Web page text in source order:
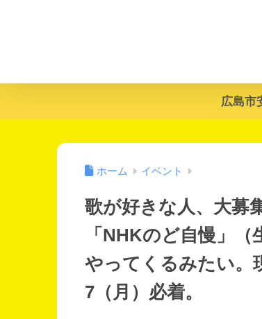
広島市
ホーム イベント
歌が好きな人、大募
「NHKのど自慢」
やってくるみたい。
7（月）必着。